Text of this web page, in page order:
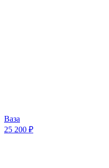
Ваза
25 200 ₽